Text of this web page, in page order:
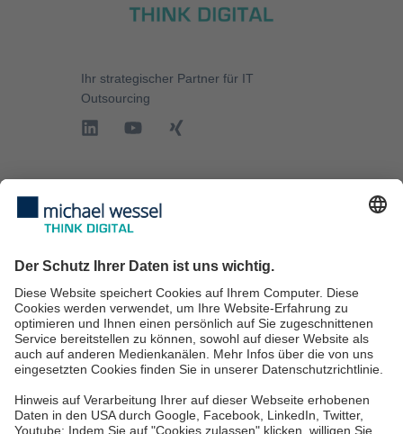
geladen
Website
mit seinem
verwendeten
Technologien
hinzuzufügen.
powered by
Usercentrics
Management
Platform
Ihr strategischer Partner für IT
Outsourcing
IT-Services
IT-Beratung
IT Services für KMU
IT Service Desk